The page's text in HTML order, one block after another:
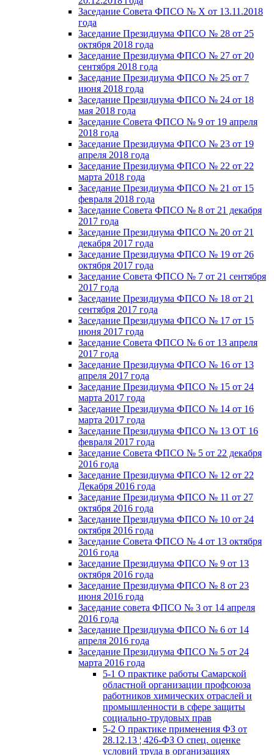
Заседание Совета ФПСО № X от 13.11.2018
года
Заседание Президиума ФПСО № 28 от 25
октября 2018 года
Заседание Президиума ФПСО № 27 от 20
сентября 2018 года
Заседание Президиума ФПСО № 25 от 7
июня 2018 года
Заседание Президиума ФПСО № 24 от 18
мая 2018 года
Заседание Совета ФПСО № 9 от 19 апреля
2018 года
Заседание Президиума ФПСО № 23 от 19
апреля 2018 года
Заседание Президиума ФПСО № 22 от 22
марта 2018 года
Заседание Президиума ФПСО № 21 от 15
февраля 2018 года
Заседание Совета ФПСО № 8 от 21 декабря
2017 года
Заседание Президиума ФПСО № 20 от 21
декабря 2017 года
Заседание Президиума ФПСО № 19 от 26
октября 2017 года
Заседание Совета ФПСО № 7 от 21 сентября
2017 года
Заседание Президиума ФПСО № 18 от 21
сентября 2017 года
Заседание Президиума ФПСО № 17 от 15
июня 2017 года
Заседание Совета ФПСО № 6 от 13 апреля
2017 года
Заседание Президиума ФПСО № 16 от 13
апреля 2017 года
Заседание Президиума ФПСО № 15 от 24
марта 2017 года
Заседание Президиума ФПСО № 14 от 16
марта 2017 года
Заседание Президиума ФПСО № 13 ОТ 16
февраля 2017 года
Заседание Совета ФПСО № 5 от 22 декабря
2016 года
Заседание Президиума ФПСО № 12 от 22
Декабря 2016 года
Заседание Президиума ФПСО № 11 от 27
октября 2016 года
Заседание Президиума ФПСО № 10 от 24
октября 2016 года
Заседание Совета ФПСО № 4 от 13 октября
2016 года
Заседание Президиума ФПСО № 9 от 13
октября 2016 года
Заседание Президиума ФПСО № 8 от 23
июня 2016 года
Заседание совета ФПСО № 3 от 14 апреля
2016 года
Заседание Президиума ФПСО № 6 от 14
апреля 2016 года
Заседание Президиума ФПСО № 5 от 24
марта 2016 года
5-1 О практике работы Самарской
областной организации профсоюза
работников химических отраслей и
промышленности в сфере защиты
социально-трудовых прав
5-2 О практике применения ФЗ от
28.12.13 ¦ 426-ФЗ О спец. оценке
условий труда в организациях